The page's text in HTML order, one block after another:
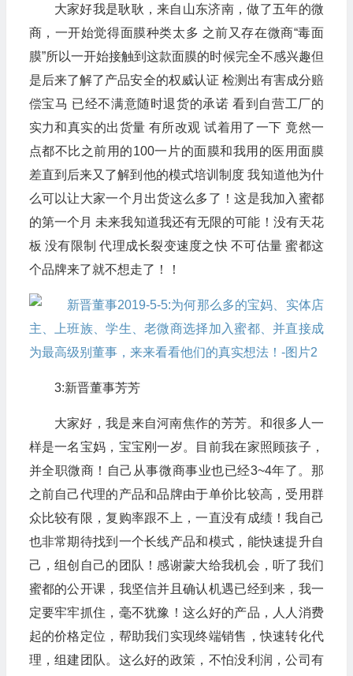
大家好我是耿耿，来自山东济南，做了五年的微
商，一开始觉得面膜种类太多 之前又存在微商“毒面
膜”所以一开始接触到这款面膜的时候完全不感兴趣但
是后来了解了产品安全的权威认证 检测出有害成分赔
偿宝马 已经不满意随时退货的承诺 看到自营工厂的
实力和真实的出货量 有所改观 试着用了一下 竟然一
点都不比之前用的100一片的面膜和我用的医用面膜
差直到后来又了解到他的模式培训制度 我知道他为什
么可以让大家一个月出货这么多了！这是我加入蜜都
的第一个月 未来我知道我还有无限的可能！没有天花
板 没有限制 代理成长裂变速度之快 不可估量 蜜都这
个品牌来了就不想走了！！
3:新晋董事芳芳
大家好，我是来自河南焦作的芳芳。和很多人一
样是一名宝妈，宝宝刚一岁。目前我在家照顾孩子，
并全职微商！自己从事微商事业也已经3~4年了。那
之前自己代理的产品和品牌由于单价比较高，受用群
众比较有限，复购率跟不上，一直没有成绩！我自己
也非常期待找到一个长线产品和模式，能快速提升自
己，组创自己的团队！感谢蒙大给我机会，听了我们
蜜都的公开课，我坚信并且确认机遇已经到来，我一
定要牢牢抓住，毫不犹豫！这么好的产品，人人消费
起的价格定位，帮助我们实现终端销售，快速转化代
理，组建团队。这么好的政策，不怕没利润，公司有